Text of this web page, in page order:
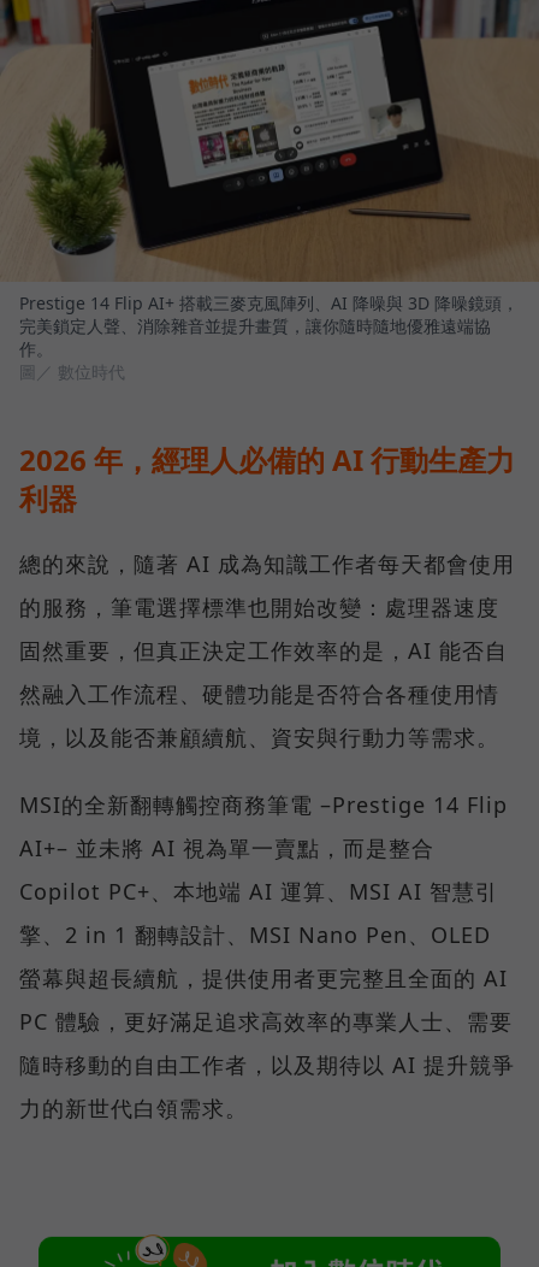
Prestige 14 Flip AI+ 搭載三麥克風陣列、AI 降噪與 3D 降噪鏡頭，
完美鎖定人聲、消除雜音並提升畫質，讓你隨時隨地優雅遠端協
作。
圖／ 數位時代
2026 年，經理人必備的 AI 行動生產力
利器
總的來說，隨著 AI 成為知識工作者每天都會使用
的服務，筆電選擇標準也開始改變：處理器速度
固然重要，但真正決定工作效率的是，AI 能否自
然融入工作流程、硬體功能是否符合各種使用情
境，以及能否兼顧續航、資安與行動力等需求。
MSI的全新翻轉觸控商務筆電 –Prestige 14 Flip
AI+– 並未將 AI 視為單一賣點，而是整合
Copilot PC+、本地端 AI 運算、MSI AI 智慧引
擎、2 in 1 翻轉設計、MSI Nano Pen、OLED
螢幕與超長續航，提供使用者更完整且全面的 AI
PC 體驗，更好滿足追求高效率的專業人士、需要
隨時移動的自由工作者，以及期待以 AI 提升競爭
力的新世代白領需求。